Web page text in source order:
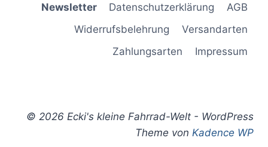
Newsletter Datenschutzerklärung
AGB
Widerrufsbelehrung
Versandarten
Zahlungsarten
Impressum
© 2026 Ecki's kleine Fahrrad-Welt - WordPress
Theme von Kadence WP